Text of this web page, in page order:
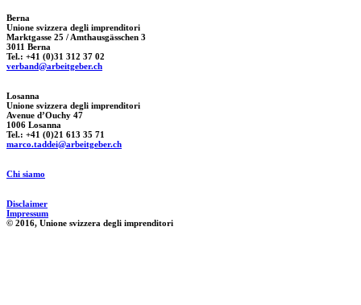
Berna
Unione svizzera degli imprenditori
Marktgasse 25 / Amthausgässchen 3
3011 Berna
Tel.: +41 (0)31 312 37 02
verband@arbeitgeber.ch
Losanna
Unione svizzera degli imprenditori
Avenue d’Ouchy 47
1006 Losanna
Tel.: +41 (0)21 613 35 71
marco.taddei@arbeitgeber.ch
Chi siamo
Disclaimer
Impressum
© 2016, Unione svizzera degli imprenditori